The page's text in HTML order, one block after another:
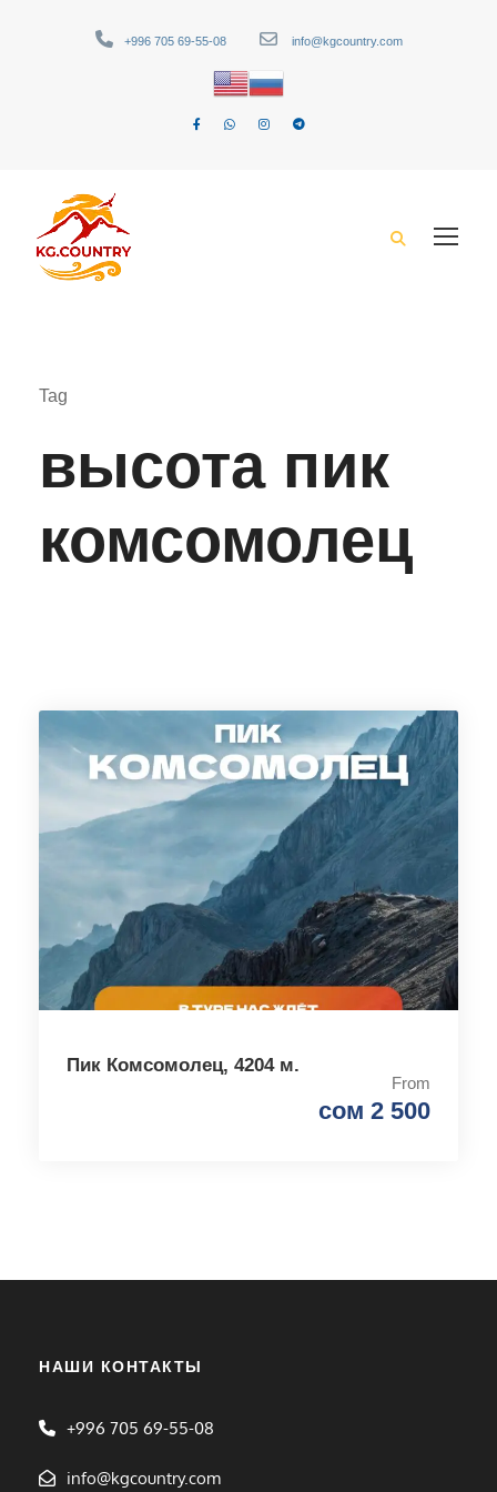
+996 705 69-55-08 info@kgcountry.com
Tag
высота пик
комсомолец
Пик Комсомолец, 4204 м.
From
сом 2 500
НАШИ КОНТАКТЫ
+996 705 69-55-08
info@kgcountry.com